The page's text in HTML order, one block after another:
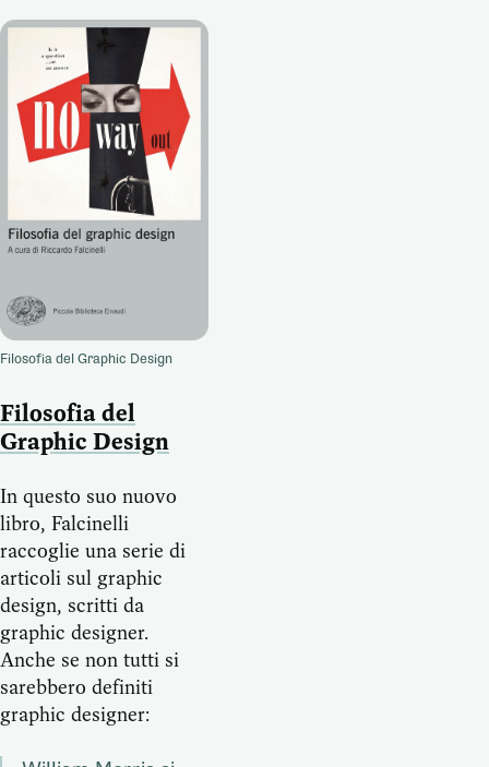
Filosofia del Graphic Design
Filosofia del
Graphic Design
In questo suo nuovo
libro, Falcinelli
raccoglie una serie di
articoli sul graphic
design, scritti da
graphic designer.
Anche se non tutti si
sarebbero definiti
graphic designer: